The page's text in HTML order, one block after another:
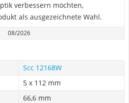
verbessern möchten,
als ausgezeichnete Wahl.
08/2026
Scc 12168W
5 x 112 mm
66,6 mm